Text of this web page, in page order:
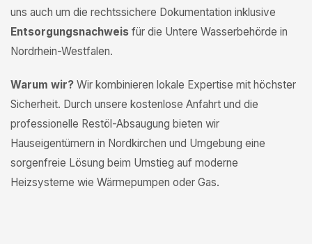
uns auch um die rechtssichere Dokumentation inklusive
Entsorgungsnachweis für die Untere Wasserbehörde in
Nordrhein-Westfalen.
Warum wir? Wir kombinieren lokale Expertise mit höchster
Sicherheit. Durch unsere kostenlose Anfahrt und die
professionelle Restöl-Absaugung bieten wir
Hauseigentümern in Nordkirchen und Umgebung eine
sorgenfreie Lösung beim Umstieg auf moderne
Heizsysteme wie Wärmepumpen oder Gas.